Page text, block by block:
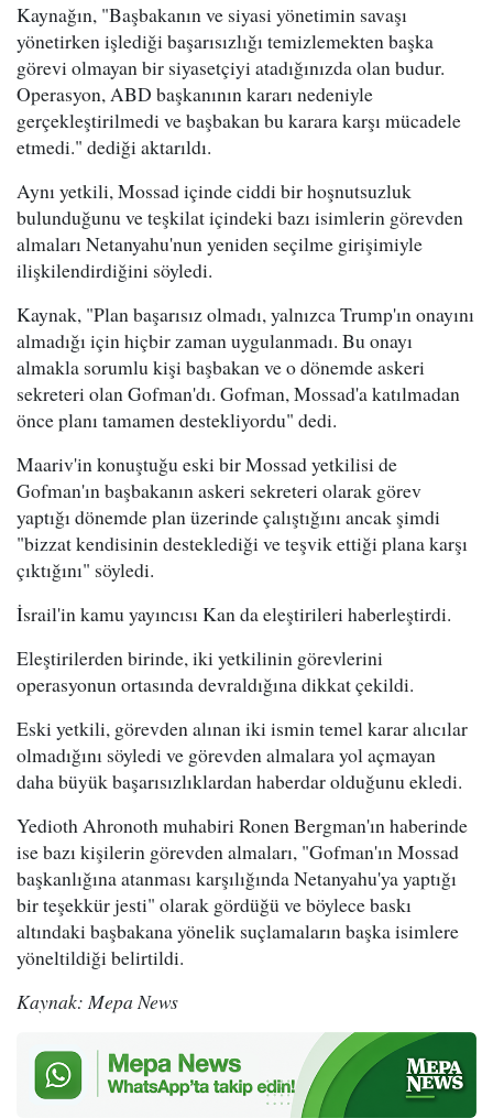
Kaynağın, "Başbakanın ve siyasi yönetimin savaşı
yönetirken işlediği başarısızlığı temizlemekten başka
görevi olmayan bir siyasetçiyi atadığınızda olan budur.
Operasyon, ABD başkanının kararı nedeniyle
gerçekleştirilmedi ve başbakan bu karara karşı mücadele
etmedi." dediği aktarıldı.
Aynı yetkili, Mossad içinde ciddi bir hoşnutsuzluk
bulunduğunu ve teşkilat içindeki bazı isimlerin görevden
almaları Netanyahu'nun yeniden seçilme girişimiyle
ilişkilendirdiğini söyledi.
Kaynak, "Plan başarısız olmadı, yalnızca Trump'ın onayını
almadığı için hiçbir zaman uygulanmadı. Bu onayı
almakla sorumlu kişi başbakan ve o dönemde askeri
sekreteri olan Gofman'dı. Gofman, Mossad'a katılmadan
önce planı tamamen destekliyordu" dedi.
Maariv'in konuştuğu eski bir Mossad yetkilisi de
Gofman'ın başbakanın askeri sekreteri olarak görev
yaptığı dönemde plan üzerinde çalıştığını ancak şimdi
"bizzat kendisinin desteklediği ve teşvik ettiği plana karşı
çıktığını" söyledi.
İsrail'in kamu yayıncısı Kan da eleştirileri haberleştirdi.
Eleştirilerden birinde, iki yetkilinin görevlerini
operasyonun ortasında devraldığına dikkat çekildi.
Eski yetkili, görevden alınan iki ismin temel karar alıcılar
olmadığını söyledi ve görevden almalara yol açmayan
daha büyük başarısızlıklardan haberdar olduğunu ekledi.
Yedioth Ahronoth muhabiri Ronen Bergman'ın haberinde
ise bazı kişilerin görevden almaları, "Gofman'ın Mossad
başkanlığına atanması karşılığında Netanyahu'ya yaptığı
bir teşekkür jesti" olarak gördüğü ve böylece baskı
altındaki başbakana yönelik suçlamaların başka isimlere
yöneltildiği belirtildi.
Kaynak: Mepa News